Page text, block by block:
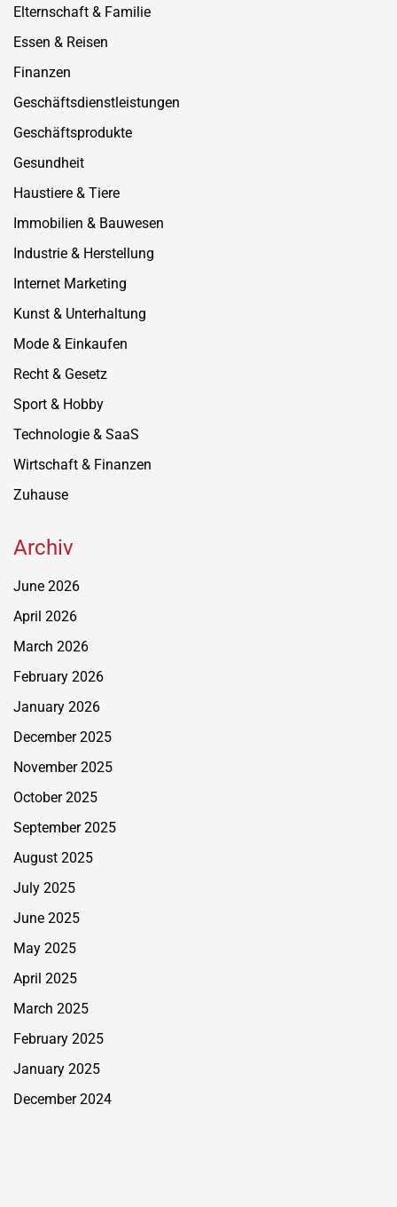
Elternschaft & Familie
Essen & Reisen
Finanzen
Geschäftsdienstleistungen
Geschäftsprodukte
Gesundheit
Haustiere & Tiere
Immobilien & Bauwesen
Industrie & Herstellung
Internet Marketing
Kunst & Unterhaltung
Mode & Einkaufen
Recht & Gesetz
Sport & Hobby
Technologie & SaaS
Wirtschaft & Finanzen
Zuhause
Archiv
June 2026
April 2026
March 2026
February 2026
January 2026
December 2025
November 2025
October 2025
September 2025
August 2025
July 2025
June 2025
May 2025
April 2025
March 2025
February 2025
January 2025
December 2024